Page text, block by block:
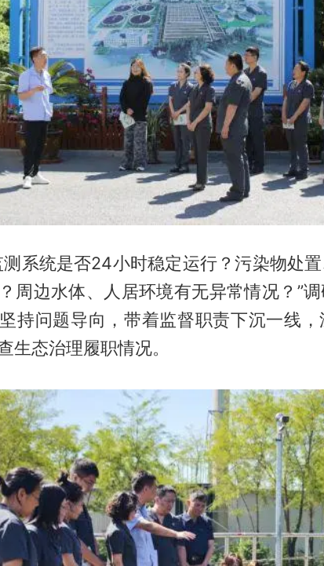
测系统是否24小时稳定运行？污染物处
周边水体、人居环境有无异常情况？”
持问题导向，带着监督职责下沉一线
生态治理履职情况。